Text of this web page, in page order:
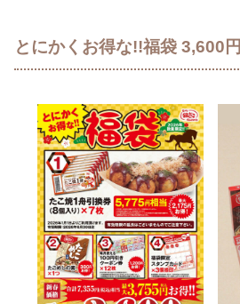
とにかくお得な!!福袋 3,600円